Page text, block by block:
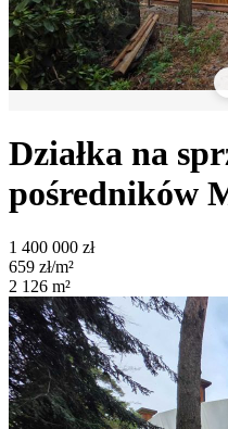
Działka na
pośredników
1 400 000 zł
659 zł/m²
2 126 m²